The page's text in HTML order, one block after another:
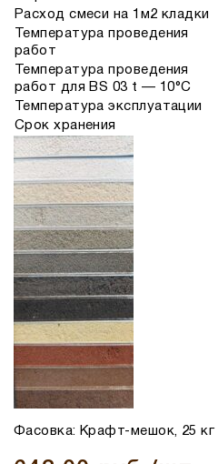
Расход смеси на 1м2 кладки
Температура проведения
работ
Температура проведения
работ для BS 03 t — 10°C
Температура эксплуатации
Срок хранения
Фасовка: Крафт-мешок, 25 кг